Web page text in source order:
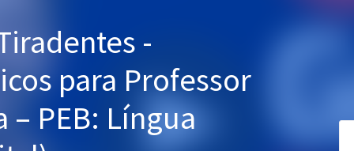
-
para Professor
– PEB: Língua